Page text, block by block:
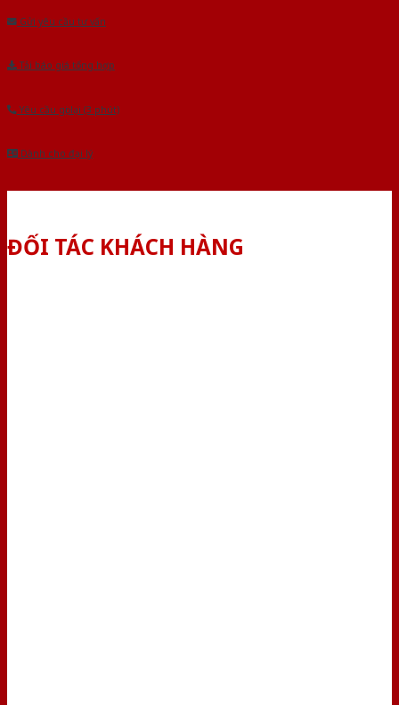
Gửi yêu cầu tư vấn
Tải báo giá tổng hợp
Yêu cầu gọi lại (3 phút)
Dành cho đại lý
ĐỐI TÁC KHÁCH HÀNG